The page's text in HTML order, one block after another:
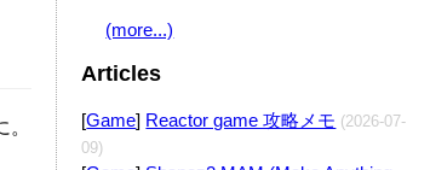
(more...)
Articles
[Game] Reactor game 攻略メモ (2026-07-
09)